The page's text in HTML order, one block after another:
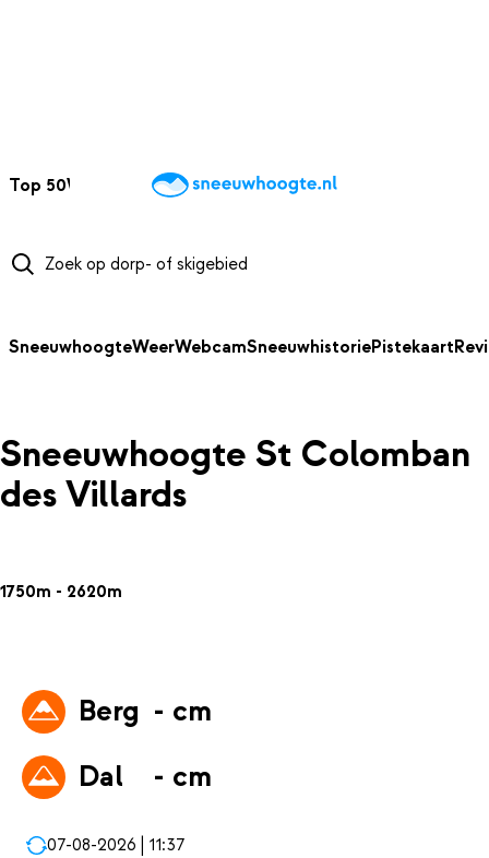
Top 50Webcams WintersportweerKaarten
SneeuwhoogteWeerWebcamSneeuwhistoriePistekaart
Sneeuwhoogte St Colomban
des Villards
1750m - 2620m
Berg - cm
Dal
- cm
07-08-2026 | 11:37